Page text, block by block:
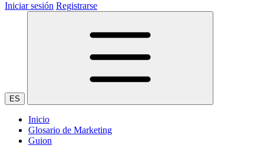
Iniciar sesión Registrarse
ES
Inicio
Glosario de Marketing
Guion